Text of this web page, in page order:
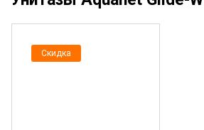
Скидка